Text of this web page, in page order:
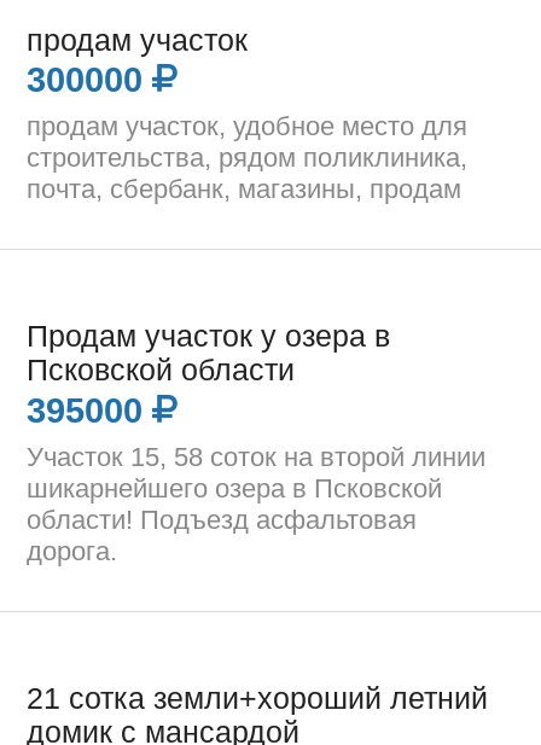
продам участок
300000
продам участок, удобное место для
строительства, рядом поликлиника,
почта, сбербанк, магазины, продам
Продам участок у озера в
Псковской области
395000
Участок 15, 58 соток на второй линии
шикарнейшего озера в Псковской
области! Подъезд асфальтовая
дорога.
21 сотка земли+хороший летний
домик с мансардой